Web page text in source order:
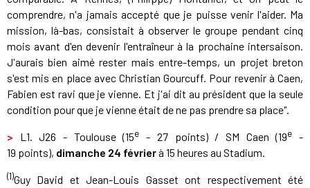
comprendre, n'a jamais accepté que je puisse venir l'aider. Ma
mission, là-bas, consistait à observer le groupe pendant cinq
mois avant d'en devenir l'entraîneur à la prochaine intersaison.
J'aurais bien aimé rester mais entre-temps, un projet breton
s'est mis en place avec Christian Gourcuff. Pour revenir à Caen,
Fabien est ravi que je vienne. Et j'ai dit au président que la seule
condition pour que je vienne était de ne pas prendre sa place".
> L1. J26 - Toulouse (15e - 27 points) / SM Caen (19e
-
19 points), dimanche 24 févrierà 15 heures au Stadium.
(1)Guy David et Jean-Louis Gasset ont respectivement été